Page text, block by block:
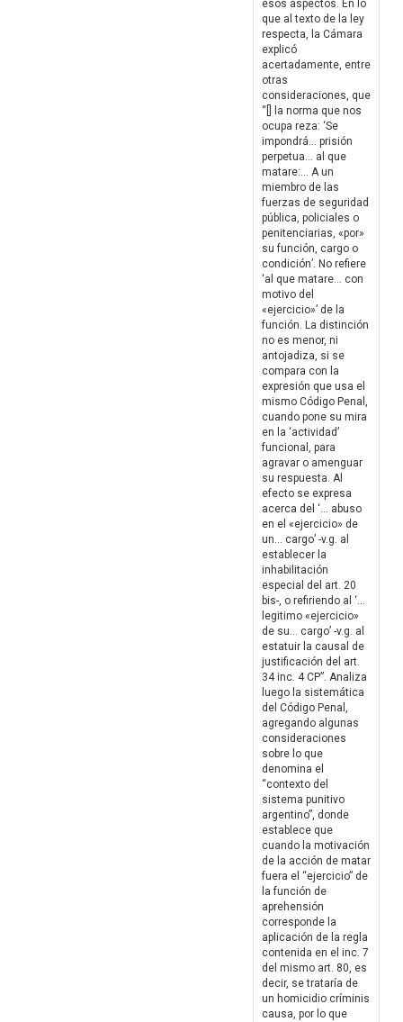
esos aspectos. En lo
que al texto de la ley
respecta, la Cámara
explicó
acertadamente, entre
otras
consideraciones, que
“[] la norma que nos
ocupa reza: ‘Se
impondrá… prisión
perpetua… al que
matare:… A un
miembro de las
fuerzas de seguridad
pública, policiales o
penitenciarias, «por»
su función, cargo o
condición’. No refiere
‘al que matare… con
motivo del
«ejercicio»’ de la
función. La distinción
no es menor, ni
antojadiza, si se
compara con la
expresión que usa el
mismo Código Penal,
cuando pone su mira
en la ‘actividad’
funcional, para
agravar o amenguar
su respuesta. Al
efecto se expresa
acerca del ‘… abuso
en el «ejercicio» de
un… cargo’ -v.g. al
establecer la
inhabilitación
especial del art. 20
bis-, o refiriendo al ‘…
legitimo «ejercicio»
de su… cargo’ -v.g. al
estatuir la causal de
justificación del art.
34 inc. 4 CP”. Analiza
luego la sistemática
del Código Penal,
agregando algunas
consideraciones
sobre lo que
denomina el
“contexto del
sistema punitivo
argentino”, donde
establece que
cuando la motivación
de la acción de matar
fuera el “ejercicio” de
la función de
aprehensión
corresponde la
aplicación de la regla
contenida en el inc. 7
del mismo art. 80, es
decir, se trataría de
un homicidio críminis
causa, por lo que